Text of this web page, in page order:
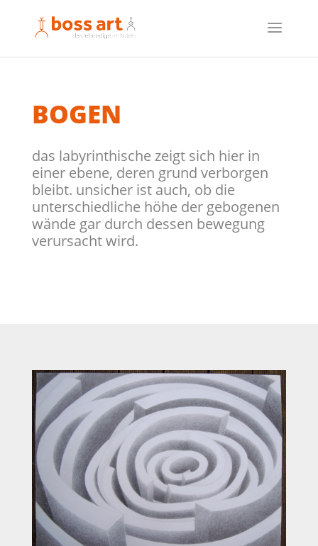
BOGEN
das labyrinthische zeigt sich hier in
einer ebene, deren grund verborgen
bleibt. unsicher ist auch, ob die
unterschiedliche höhe der gebogenen
wände gar durch dessen bewegung
verursacht wird.